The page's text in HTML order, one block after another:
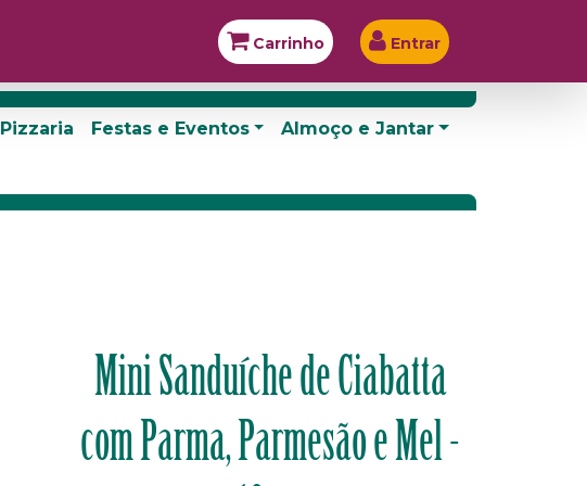
Carrinho Entrar
Pizzaria Festas e Eventos Almoço e Jantar
Mini Sanduíche de Ciabatta
com Parma, Parmesão e Mel -